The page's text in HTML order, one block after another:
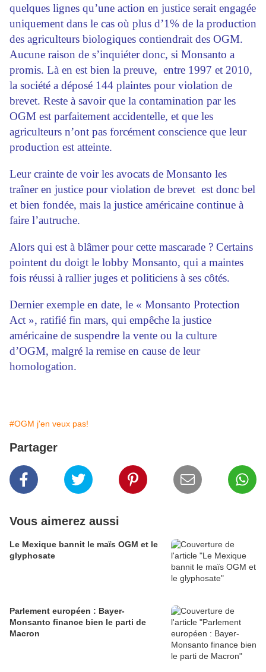
quelques lignes qu’une action en justice serait engagée
uniquement dans le cas où plus d’1% de la production
des agriculteurs biologiques contiendrait des OGM.
Aucune raison de s’inquiéter donc, si Monsanto a
promis. Là en est bien la preuve, entre 1997 et 2010,
la société a déposé 144 plaintes pour violation de
brevet. Reste à savoir que la contamination par les
OGM est parfaitement accidentelle, et que les
agriculteurs n’ont pas forcément conscience que leur
production est atteinte.
Leur crainte de voir les avocats de Monsanto les
traîner en justice pour violation de brevet est donc bel
et bien fondée, mais la justice américaine continue à
faire l’autruche.
Alors qui est à blâmer pour cette mascarade ? Certains
pointent du doigt le lobby Monsanto, qui a maintes
fois réussi à rallier juges et politiciens à ses côtés.
Dernier exemple en date, le « Monsanto Protection
Act », ratifié fin mars, qui empêche la justice
américaine de suspendre la vente ou la culture
d’OGM, malgré la remise en cause de leur
homologation.
#OGM j'en veux pas!
Partager
Vous aimerez aussi
Le Mexique bannit le maïs OGM et le
glyphosate
Parlement européen : Bayer-
Monsanto finance bien le parti de
Macron